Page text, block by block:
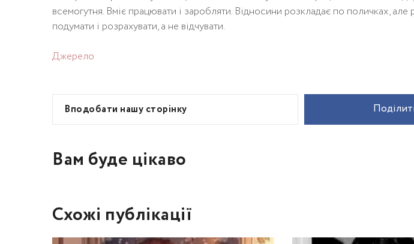
всемогутня. Вміє працювати і заробляти. Відносини розкладає по поличках, але
подумати і розрахувати, а не відчувати.
Джерело
Вподобати нашу сторінку
Вам буде цікаво
Схожі публікації